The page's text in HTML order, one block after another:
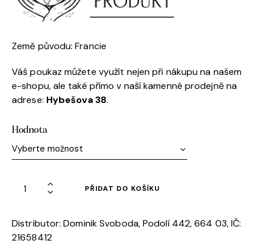
Země původu: Francie
Váš poukaz můžete využít nejen při nákupu na našem
e-shopu, ale také přímo v naší kamenné prodejně na
adrese: Hybešova 38.
Hodnota
PŘIDAT DO KOŠÍKU
Distributor: Dominik Svoboda, Podolí 442, 664 03, IČ:
21658412